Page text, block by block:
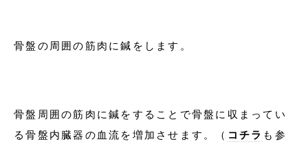
骨盤の周囲の筋肉に鍼をします。
骨盤周囲の筋肉に鍼をすることで骨盤に収まってい
る骨盤内臓器の血流を増加させます。（ コチラ も参